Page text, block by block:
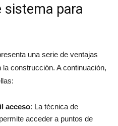
sistema para
una serie de ventajas
construcción. A continuación,
acceso: La técnica de
acceder a puntos de